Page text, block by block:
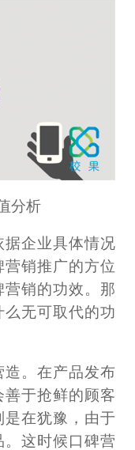
分析
企业具体情况
销推广的方位
销的功效。那
无可取代的功
造。在产品发布
于抢鲜的顾客
是在犹豫，由于
这时候口碑营